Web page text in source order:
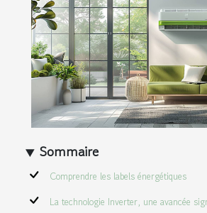
Sommaire
Comprendre les labels énergétiques
La technologie Inverter, une avancée